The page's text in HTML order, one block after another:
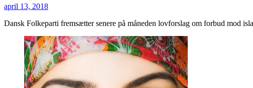
april 13, 2018
Dansk Folkeparti fremsætter senere på måneden lovforslag om forbud mod